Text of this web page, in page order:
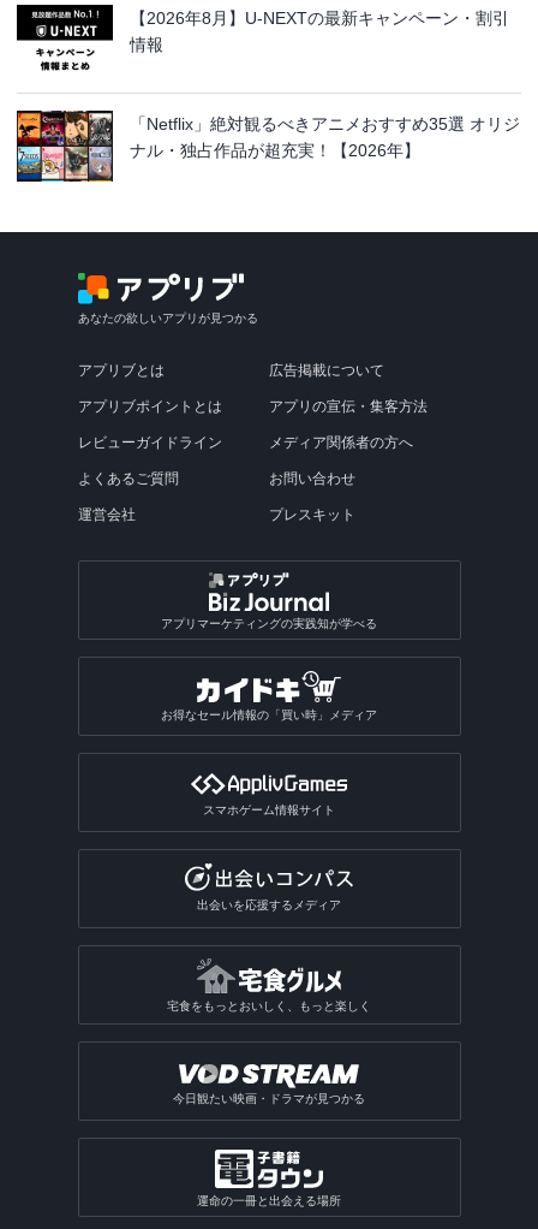
【2026年8月】U-NEXTの最新キャンペーン・割引
情報
「Netflix」絶対観るべきアニメおすすめ35選 オリジ
ナル・独占作品が超充実！【2026年】
あなたの欲しいアプリが見つかる
アプリブとは
アプリブポイントとは
レビューガイドライン
よくあるご質問
運営会社
広告掲載について
アプリの宣伝・集客方法
メディア関係者の方へ
お問い合わせ
プレスキット
アプリマーケティングの実践知が学べる
お得なセール情報の「買い時」メディア
スマホゲーム情報サイト
出会いを応援するメディア
宅食をもっとおいしく、もっと楽しく
今日観たい映画・ドラマが見つかる
運命の一冊と出会える場所